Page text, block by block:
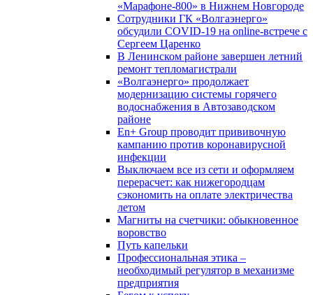
«Марафоне-800» в Нижнем Новгороде
Сотрудники ГК «Волгаэнерго»
обсудили COVID-19 на online-встрече с
Сергеем Царенко
В Ленинском районе завершен летний
ремонт тепломагистрали
«Волгаэнерго» продолжает
модернизацию системы горячего
водоснабжения в Автозаводском
районе
En+ Group проводит прививочную
кампанию против коронавирусной
инфекции
Выключаем все из сети и оформляем
перерасчет: как нижегородцам
сэкономить на оплате электричества
летом
Магниты на счетчики: обыкновенное
воровство
Путь капельки
Профессиональная этика –
необходимый регулятор в механизме
предприятия